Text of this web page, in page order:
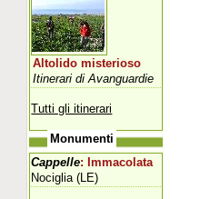
Altolido misterioso
Itinerari di Avanguardie
Tutti gli itinerari
Monumenti
Cappelle: Immacolata
Nociglia (LE)